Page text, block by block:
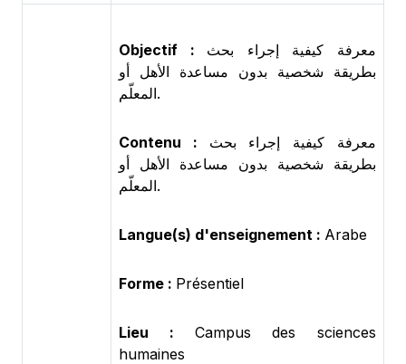
Objectif : معرفة كيفية إجراء بحث
بطريقة شخصية بدون مساعدة الأهل أو
المعلّم.
Contenu : معرفة كيفية إجراء بحث
بطريقة شخصية بدون مساعدة الأهل أو
المعلّم.
Langue(s) d'enseignement : Arabe
Forme : Présentiel
Lieu : Campus des sciences
humaines